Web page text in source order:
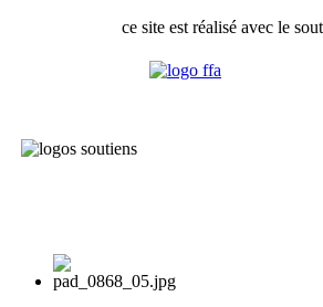
ce site est réalisé avec le